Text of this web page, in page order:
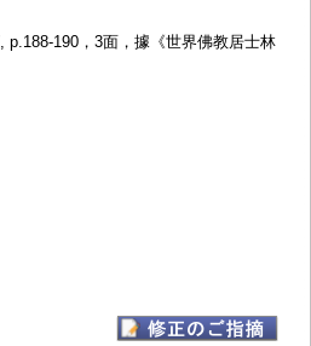
190，3面，據《世界佛教居士林